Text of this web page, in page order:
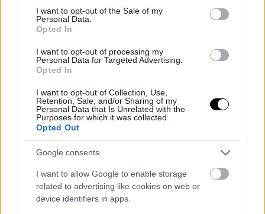
consent section.
I want to opt-out of the Sale of my
Personal Data.
Opted In
I want to opt-out of processing my
Personal Data for Targeted Advertising.
Opted In
I want to opt-out of Collection, Use,
Retention, Sale, and/or Sharing of my
Personal Data that Is Unrelated with the
Purposes for which it was collected.
Opted Out
Google consents
I want to allow Google to enable storage
related to advertising like cookies on web or
device identifiers in apps.